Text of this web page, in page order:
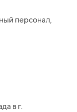
персонал,
в г.